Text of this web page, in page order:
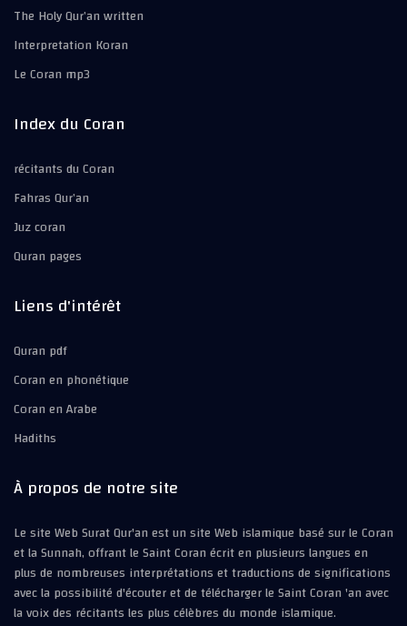
The Holy Qur’an written
Interpretation Koran
Le Coran mp3
Index du Coran
récitants du Coran
Fahras Qur’an
Juz coran
Quran pages
Liens d'intérêt
Quran pdf
Coran en phonétique
Coran en Arabe
Hadiths
À propos de notre site
Le site Web Surat Qur'an est un site Web islamique basé sur le Coran
et la Sunnah, offrant le Saint Coran écrit en plusieurs langues en
plus de nombreuses interprétations et traductions de significations
avec la possibilité d'écouter et de télécharger le Saint Coran 'an avec
la voix des récitants les plus célèbres du monde islamique.